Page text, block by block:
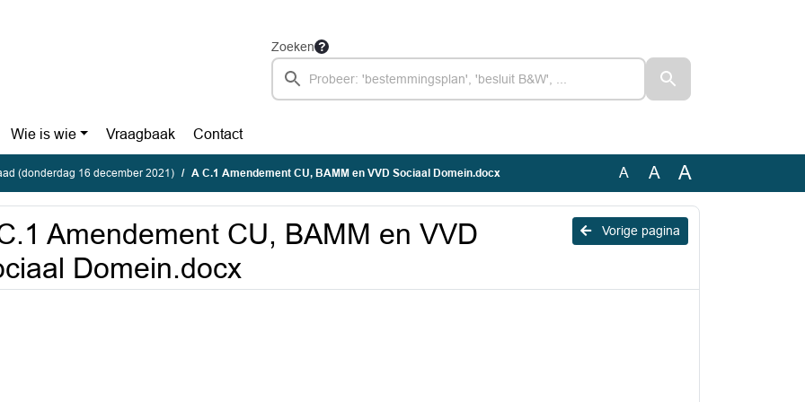
Zoeken
Wie is wie Vraagbaak Contact
(donderdag 16 december 2021) A C.1 Amendement CU, BAMM en VVD Sociaal Domein.docx A A A
Vorige pagina
Amendement CU, BAMM en VVD
Domein.docx